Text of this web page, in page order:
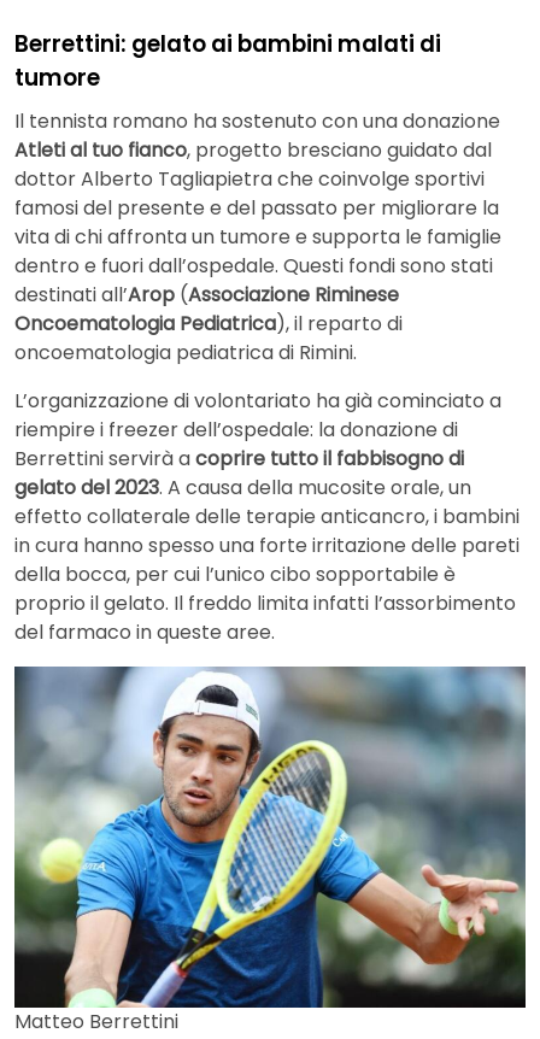
Berrettini: gelato ai bambini malati di
tumore
Il tennista romano ha sostenuto con una donazione
Atleti al tuo fianco, progetto bresciano guidato dal
dottor Alberto Tagliapietra che coinvolge sportivi
famosi del presente e del passato per migliorare la
vita di chi affronta un tumore e supporta le famiglie
dentro e fuori dall’ospedale. Questi fondi sono stati
destinati all’Arop (Associazione Riminese
Oncoematologia Pediatrica), il reparto di
oncoematologia pediatrica di Rimini.
L’organizzazione di volontariato ha già cominciato a
riempire i freezer dell’ospedale: la donazione di
Berrettini servirà acoprire tutto il fabbisogno di
gelato del 2023. A causa della mucosite orale, un
effetto collaterale delle terapie anticancro, i bambini
in cura hanno spesso una forte irritazione delle pareti
della bocca, per cui l’unico cibo sopportabile è
proprio il gelato. Il freddo limita infatti l’assorbimento
del farmaco in queste aree.
Matteo Berrettini